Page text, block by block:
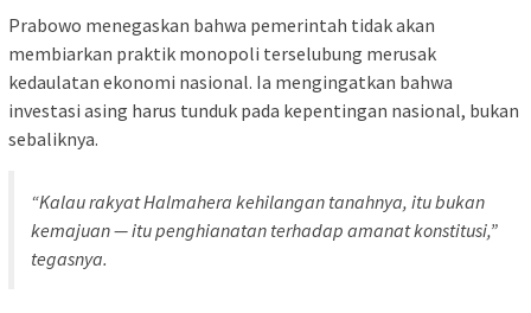
Prabowo menegaskan bahwa pemerintah tidak akan
membiarkan praktik monopoli terselubung merusak
kedaulatan ekonomi nasional. Ia mengingatkan bahwa
investasi asing harus tunduk pada kepentingan nasional, bukan
sebaliknya.
“Kalau rakyat Halmahera kehilangan tanahnya, itu bukan
kemajuan — itu penghianatan terhadap amanat konstitusi,”
tegasnya.